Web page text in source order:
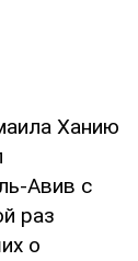
Ханию
Авив с
раз
о